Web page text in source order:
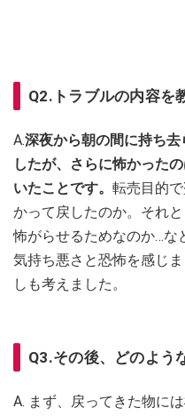
Q2.トラブルの内容を
A.深夜から朝の間に持ち
したが、さらに怖かった
いたことです。 転売目的
かって戻したのか。それ
怖がらせるためなのか…な
気持ち悪さと恐怖を感じ
しも考えました。
Q3.その後、どのよう
A. まず、戻ってきた物に